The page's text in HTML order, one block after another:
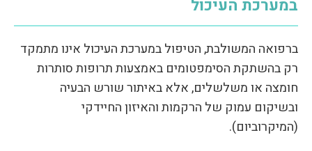
במערכת העיכול
ברפואה המשולבת, הטיפול במערכת העיכול אינו מתמקד
רק בהשתקת הסימפטומים באמצעות תרופות סותרות
חומצה או משלשלים, אלא באיתור שורש הבעיה
ובשיקום עמוק של הרקמות והאיזון החיידקי
(המיקרוביום).